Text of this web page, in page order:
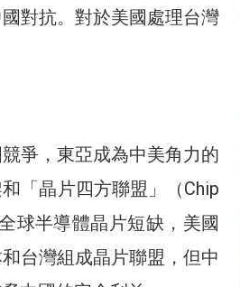
對抗。對於美國處理台灣
爭，東亞成為中美角力的
「晶片四方聯盟」（Chip
球半導體晶片短缺，美國
台灣組成晶片聯盟，但中